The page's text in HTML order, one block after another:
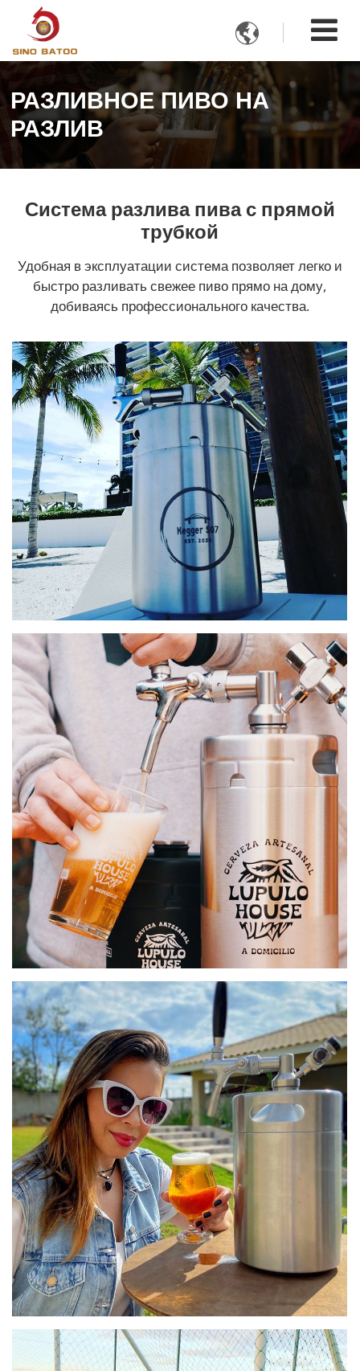

РАЗЛИВНОЕ ПИВО НА
РАЗЛИВ
Система разлива пива с прямой
трубкой
Удобная в эксплуатации система позволяет легко и
быстро разливать свежее пиво прямо на дому,
добиваясь профессионального качества.